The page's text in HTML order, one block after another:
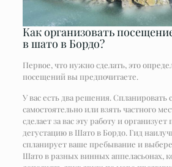
Как организовать
в шато в Бордо?
Первое, что нужно сделать, это
посещений вы предпочитаете.
У вас есть два решения. Спланировать
самостоятельно или взять частного
сделает за вас эту работу и
дегустацию в Шато в Бордо. Гид
спланирует ваше пребывание и
Шато в разных винных аппеласьонах,